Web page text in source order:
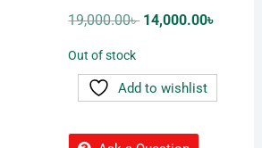
19,000.00৳ Original
price
14,000.00৳
Out of stock
Add to wishlist